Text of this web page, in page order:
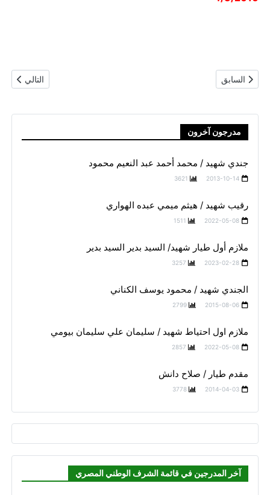
المقال السابق: جندي شهيد / أحمد عصمت محمد
السابق المقال
التالي
مدرجون آخرون
جندي شهيد / محمد أحمد عبد النعيم محمود
2013-10-14
3621
رقيب شهيد / هيثم ميمي عبده الهواري
2022-05-08
1511
ملازم أول طيار شهيد/ السيد بدير السيد بدير
2023-02-28
3257
الجندي شهيد / محمود يوسف الكناني
2015-08-06
2799
ملازم اول احتياط شهيد / سليمان علي سليمان بيومي
2022-05-08
2857
مقدم طيار / صلاح دانش
2014-04-03
3778
آخر المدرجين في قائمة الشرف الوطني المصري